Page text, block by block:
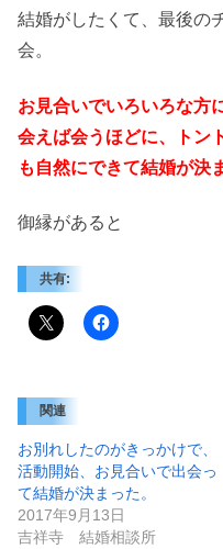
結婚がしたくて、最後の
会。
お見合いでいろいろな方
会えば会うほどに、トン
も自然にできて結婚が決
御縁があると
共有:
関連
お別れしたのがきっかけで、
活動開始、お見合いで出会っ
て結婚が決まった。
2017年9月13日
吉祥寺 結婚相談所